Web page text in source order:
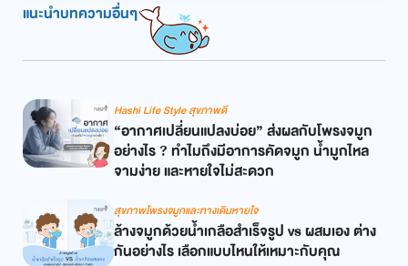
แนะนำบทความอื่นๆ
Hashi Life Style สุขภาพดี
“อากาศเปลี่ยนแปลงบ่อย” ส่งผลกับโพรงจมูก
อย่างไร ? ทำไมถึงมีอาการคัดจมูก น้ำมูกไหล
จามง่าย และหายใจไม่สะดวก
สุขภาพโพรงจมูกและทางเดินหายใจ
ล้างจมูกด้วยน้ำเกลือสำเร็จรูป vs ผสมเอง ต่าง
กันอย่างไร เลือกแบบไหนให้เหมาะกับคุณ